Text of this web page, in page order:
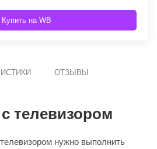
Купить на WB
ОТЗЫВЫ
телевизором
нужно выполнить